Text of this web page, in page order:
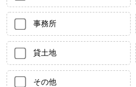
事務所
貸土地
その他